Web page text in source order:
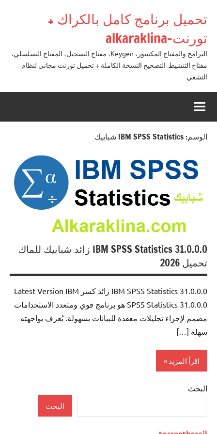
تحميل برنامج كامل بالكراك +
تورنت-alkaraklina
البرامج والمفتاح المكسور، Keygen، مفتاح التسجيل، المفتاح التسلسلي،
مفتاح التنشيط. التصحيح النسخة الكاملة + تحميل تورنت مجاني لنظام
التشغي
الوسم: IBM SPSS Statistics شبابيك
IBM SPSS Statistics 31.0.0.0 زائد شبابيك للماك
تحميل 2026
IBM SPSS Statistics 31.0.0.0 زائد كسر Latest Version IBM
SPSS Statistics 31.0.0.0 هو برنامج قوي ومتعدد الاستخدامات
مصمم لإجراء تحليلات معقدة للبيانات بسهولة. يُعرف بواجهته
سهلة […]
اقرأ المزيد
0ffice
البحث
البحث